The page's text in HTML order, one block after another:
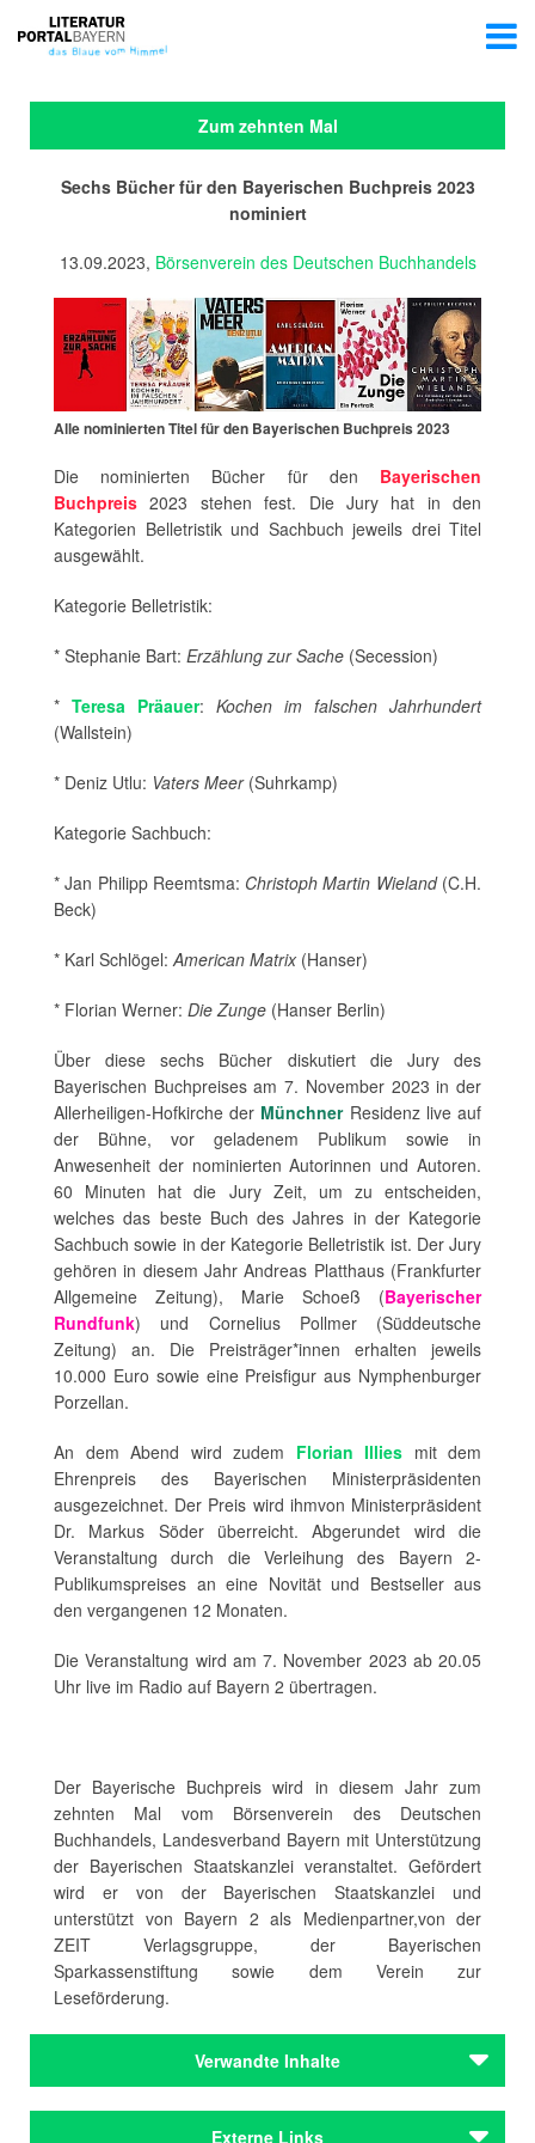
Zum zehnten Mal
Sechs Bücher für den Bayerischen Buchpreis 2023
nominiert
13.09.2023, Börsenverein des Deutschen Buchhandels
Alle nominierten Titel für den Bayerischen Buchpreis 2023
Die nominierten Bücher für den Bayerischen
Buchpreis 2023 stehen fest. Die Jury hat in den
Kategorien Belletristik und Sachbuch jeweils drei Titel
ausgewählt.
Kategorie Belletristik:
* Stephanie Bart: Erzählung zur Sache (Secession)
* Teresa Präauer: Kochen im falschen Jahrhundert
(Wallstein)
* Deniz Utlu: Vaters Meer(Suhrkamp)
Kategorie Sachbuch:
* Jan Philipp Reemtsma: Christoph Martin Wieland(C.H.
Beck)
* Karl Schlögel:American Matrix (Hanser)
* Florian Werner: Die Zunge (Hanser Berlin)
Über diese sechs Bücher diskutiert die Jury des
Bayerischen Buchpreises am 7. November 2023 in der
Allerheiligen-Hofkirche der MünchnerResidenz live auf
der Bühne, vor geladenem Publikum sowie in
Anwesenheit der nominierten Autorinnen und Autoren.
60 Minuten hat die Jury Zeit, um zu entscheiden,
welches das beste Buch des Jahres in der Kategorie
Sachbuch sowie in der Kategorie Belletristik ist. Der Jury
gehören in diesem Jahr Andreas Platthaus (Frankfurter
Allgemeine Zeitung), Marie Schoeß (Bayerischer
Rundfunk) und Cornelius Pollmer (Süddeutsche
Zeitung) an. Die Preisträger*innen erhalten jeweils
10.000 Euro sowie eine Preisfigur aus Nymphenburger
Porzellan.
An dem Abend wird zudem Florian Illies mit dem
Ehrenpreis des Bayerischen Ministerpräsidenten
ausgezeichnet. Der Preis wird ihmvon Ministerpräsident
Dr. Markus Söder überreicht. Abgerundet wird die
Veranstaltung durch die Verleihung des Bayern 2-
Publikumspreises an eine Novität und Bestseller aus
den vergangenen 12 Monaten.
Die Veranstaltung wird am 7. November 2023 ab 20.05
Uhr live im Radio auf Bayern 2 übertragen.
Der Bayerische Buchpreis wird in diesem Jahr zum
zehnten Mal vom Börsenverein des Deutschen
Buchhandels, Landesverband Bayern mit Unterstützung
der Bayerischen Staatskanzlei veranstaltet. Gefördert
wird er von der Bayerischen Staatskanzlei und
unterstützt von Bayern 2 als Medienpartner,von der
ZEIT Verlagsgruppe, der Bayerischen
Sparkassenstiftung sowie dem Verein zur
Leseförderung.
Verwandte Inhalte
Externe Links